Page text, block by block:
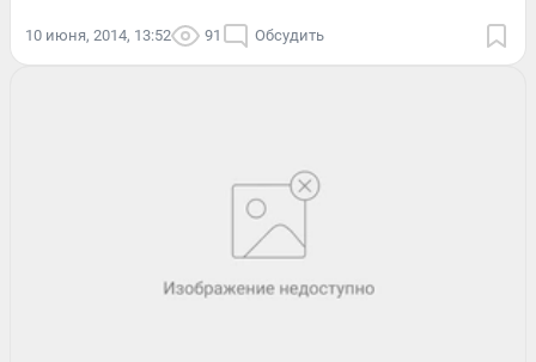
10 июня, 2014, 13:52 91 Обсудить